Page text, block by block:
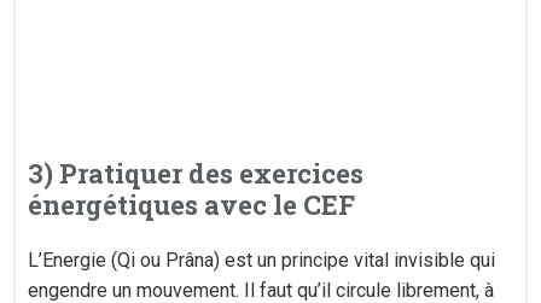
3) Pratiquer des exercices
énergétiques avec le CEF
L’Energie (Qi ou Prâna) est un principe vital invisible qui
engendre un mouvement. Il faut qu’il circule librement, à